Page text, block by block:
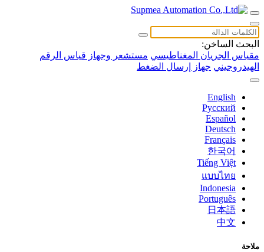
البحث الساخن:
مقياس الجريان المغناطيسي مستشعر وجهاز قياس الرقم
الهيدروجيني جهاز إرسال الضغط
English
Русский
Español
Deutsch
Français
한국어
Tiếng Việt
แบบไทย
Indonesia
Português
日本語
中文
ملاحة